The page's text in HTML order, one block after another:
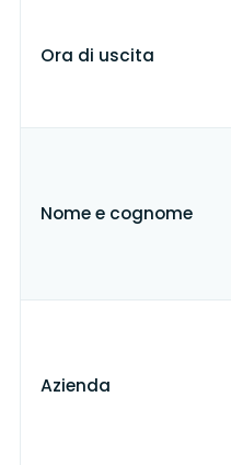
Ora di uscita
Nome e cognome
Azienda